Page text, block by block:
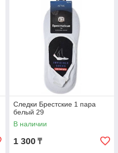
Следки Брестские 1 пара
белый 29
В наличии
1 300 ₸